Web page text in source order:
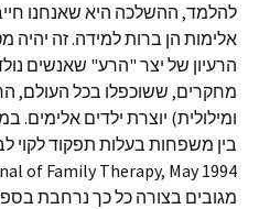
להלמד, ההשלכה היא שאנחנו
אלימות הן ברות למידה. זה יהיה
הרעיון של יצר "הרע" שאנשים
מחקרים, ששוכפלו בכל העולם,
ומילולית) יוצרת ילדים אלימים.
מגובים בצורה כל כך נרחבת